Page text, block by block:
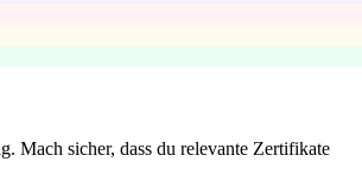
Mach sicher, dass du relevante Zertifikate